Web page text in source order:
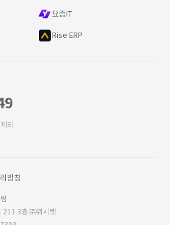
요즘IT
Rise ERP
외
방침
211 3층 ㈜위시켓